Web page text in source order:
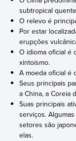
subtropical
O relevo é
Por estar
erupções
O idioma oficial é
xintoísmo.
A moeda oficial é
Seus principais
a China, a Coreia
Suas principais
serviços.
setores são
elas.